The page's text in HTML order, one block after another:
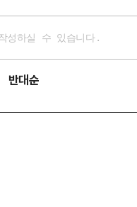
반대순